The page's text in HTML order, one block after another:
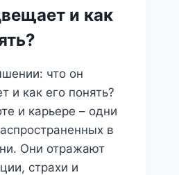
пытается
вам
и как
что он
и как его понять?
и карьере – одни
в
Они отражают
страхи и